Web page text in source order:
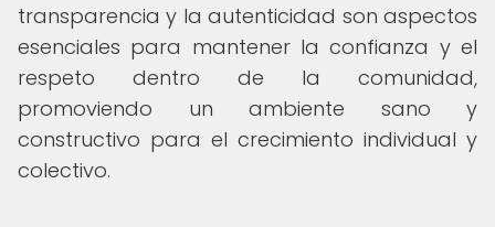
transparencia y la autenticidad son aspectos
esenciales para mantener la confianza y el
respeto dentro de la comunidad,
promoviendo un ambiente sano y
constructivo para el crecimiento individual y
colectivo.